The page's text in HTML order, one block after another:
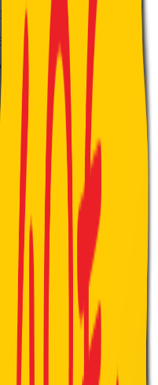
910 113 322)
714)
(+421 910 809 809)
904 744 000)
902 244 111)